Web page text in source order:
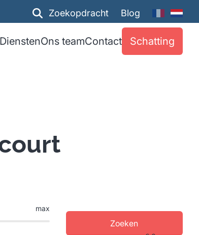
Zoekopdracht Blog
Ons teamContact Schatting
max
Zoeken